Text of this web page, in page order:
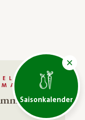
Saisonkalender
Dip